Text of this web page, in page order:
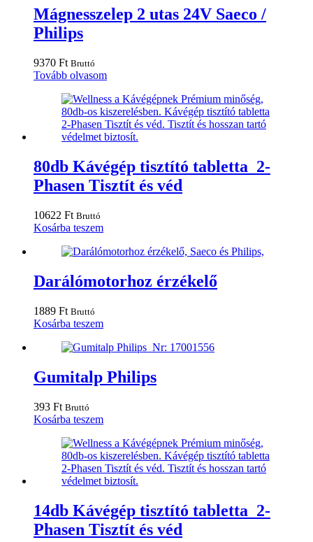
Mágnesszelep 2 utas 24V Saeco /
Philips
9370 Ft Bruttó
Tovább olvasom
80db Kávégép tisztító tabletta 2-
Phasen Tisztít és véd
10622 Ft Bruttó
Kosárba teszem
Darálómotorhoz érzékelő
1889 Ft Bruttó
Kosárba teszem
Gumitalp Philips
393 Ft Bruttó
Kosárba teszem
14db Kávégép tisztító tabletta 2-
Phasen Tisztít és véd